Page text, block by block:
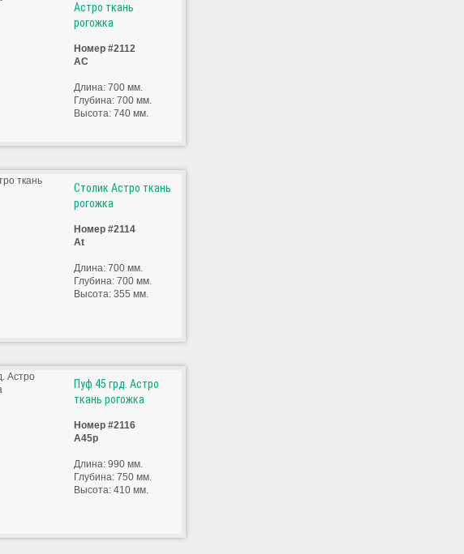
Астро ткань
рогожка
Номер #2112
АС
Длина: 700 мм.
Глубина: 700 мм.
Высота: 740 мм.
Столик Астро ткань
рогожка
Номер #2114
At
Длина: 700 мм.
Глубина: 700 мм.
Высота: 355 мм.
Пуф 45 грд. Астро
ткань рогожка
Номер #2116
А45р
Длина: 990 мм.
Глубина: 750 мм.
Высота: 410 мм.